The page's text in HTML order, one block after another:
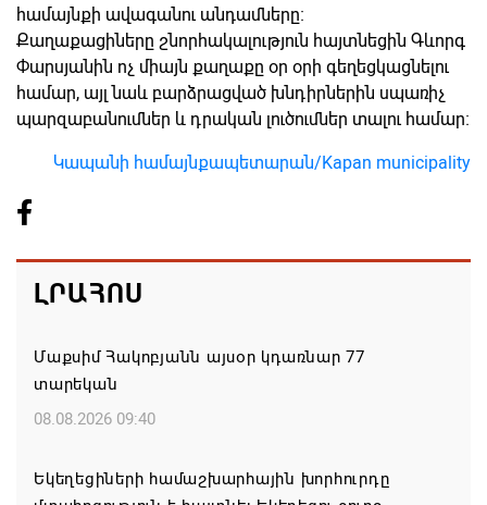
համայնքի ավագանու անդամները։
Քաղաքացիները շնորհակալություն հայտնեցին Գևորգ
Փարսյանին ոչ միայն քաղաքը օր օրի գեղեցկացնելու
համար, այլ նաև բարձրացված խնդիրներին սպառիչ
պարզաբանումներ և դրական լուծումներ տալու համար։
Կապանի համայնքապետարան/Kapan municipality
ԼՐԱՀՈՍ
Մաքսիմ Հակոբյանն այսօր կդառնար 77
տարեկան
08.08.2026 09:40
Եկեղեցիների համաշխարհային խորհուրդը